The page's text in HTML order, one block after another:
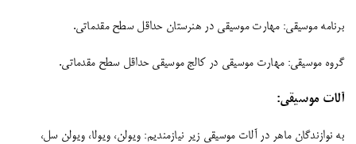
برنامه موسیقی: مهارت موسیقی در هنرستان حداقل سطح مقدماتی.
گروه موسیقی: مهارت موسیقی در کالج موسیقی حداقل سطح مقدماتی.
آلات موسیقی:
به نوازندگان ماهر در آلات موسیقی زیر نیازمندیم: ویولن، ویولا، ویولن سل،